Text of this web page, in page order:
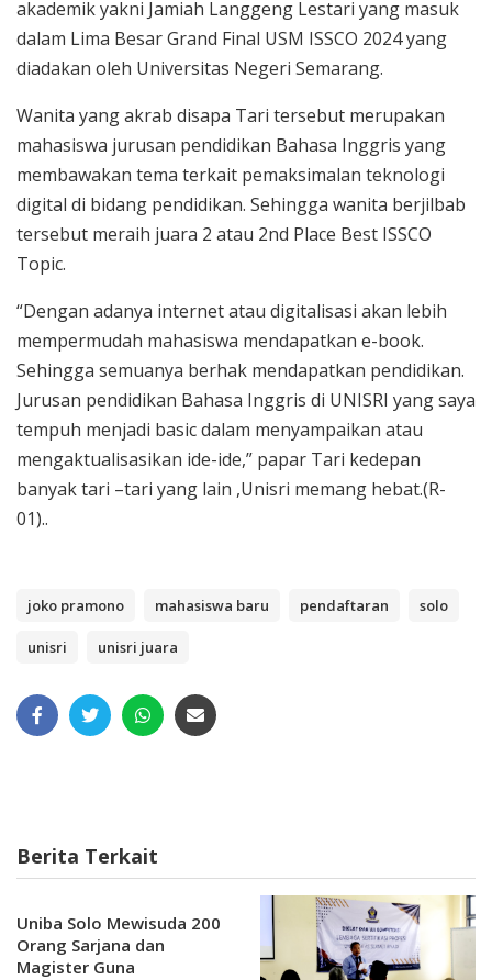
akademik yakni Jamiah Langgeng Lestari yang masuk
dalam Lima Besar Grand Final USM ISSCO 2024 yang
diadakan oleh Universitas Negeri Semarang.
Wanita yang akrab disapa Tari tersebut merupakan
mahasiswa jurusan pendidikan Bahasa Inggris yang
membawakan tema terkait pemaksimalan teknologi
digital di bidang pendidikan. Sehingga wanita berjilbab
tersebut meraih juara 2 atau 2nd Place Best ISSCO
Topic.
“Dengan adanya internet atau digitalisasi akan lebih
mempermudah mahasiswa mendapatkan e-book.
Sehingga semuanya berhak mendapatkan pendidikan.
Jurusan pendidikan Bahasa Inggris di UNISRI yang saya
tempuh menjadi basic dalam menyampaikan atau
mengaktualisasikan ide-ide,” papar Tari kedepan
banyak tari –tari yang lain ,Unisri memang hebat.(R-
01)..
joko pramono mahasiswa baru pendaftaran solo
unisri unisri juara
Berita Terkait
Uniba Solo Mewisuda 200
Orang Sarjana dan
Magister Guna